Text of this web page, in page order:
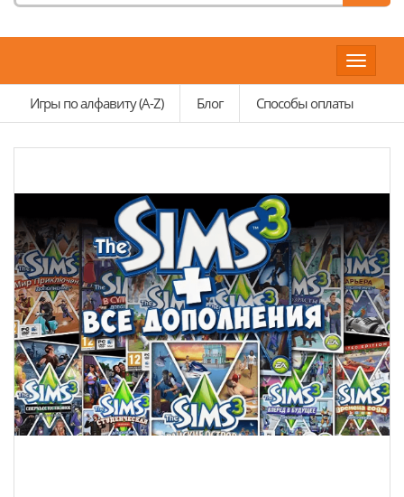
Toggle
Игры по алфавиту (A-Z)
Блог Способы оплаты